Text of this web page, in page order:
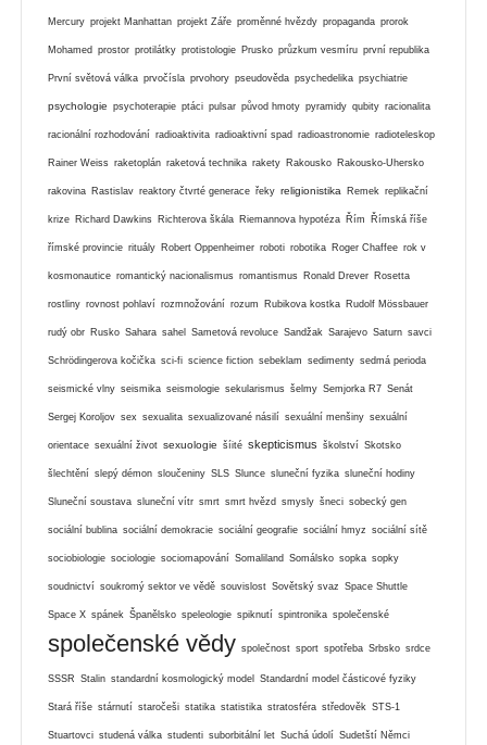
Mercury projekt Manhattan projekt Záře proměnné hvězdy propaganda prorok
Mohamed prostor protilátky protistologie Prusko průzkum vesmíru první republika
První světová válka prvočísla prvohory pseudověda psychedelika psychiatrie
psychologie psychoterapie ptáci pulsar původ hmoty pyramidy qubity racionalita
racionální rozhodování radioaktivita radioaktivní spad radioastronomie radioteleskop
Rainer Weiss raketoplán raketová technika rakety Rakousko Rakousko-Uhersko
rakovina Rastislav reaktory čtvrté generace řeky religionistika Remek replikační
krize Richard Dawkins Richterova škála Riemannova hypotéza Řím Římská říše
římské provincie rituály Robert Oppenheimer roboti robotika Roger Chaffee rok v
kosmonautice romantický nacionalismus romantismus Ronald Drever Rosetta
rostliny rovnost pohlaví rozmnožování rozum Rubikova kostka Rudolf Mössbauer
rudý obr Rusko Sahara sahel Sametová revoluce Sandžak Sarajevo Saturn savci
Schrödingerova kočička sci-fi science fiction sebeklam sedimenty sedmá perioda
seismické vlny seismika seismologie sekularismus šelmy Semjorka R7 Senát
Sergej Koroljov sex sexualita sexualizované násilí sexuální menšiny sexuální
orientace sexuální život sexuologie šíité skepticismus školství Skotsko
šlechtění slepý démon sloučeniny SLS Slunce sluneční fyzika sluneční hodiny
Sluneční soustava sluneční vítr smrt smrt hvězd smysly šneci sobecký gen
sociální bublina sociální demokracie sociální geografie sociální hmyz sociální sítě
sociobiologie sociologie sociomapování Somaliland Somálsko sopka sopky
soudnictví soukromý sektor ve vědě souvislost Sovětský svaz Space Shuttle
Space X spánek Španělsko speleologie spiknutí spintronika společenské
společenské vědy společnost sport spotřeba Srbsko srdce
SSSR Stalin standardní kosmologický model Standardní model částicové fyziky
Stará říše stárnutí staročeši statika statistika stratosféra středověk STS-1
Stuartovci studená válka studenti suborbitální let Suchá údolí Sudetští Němci